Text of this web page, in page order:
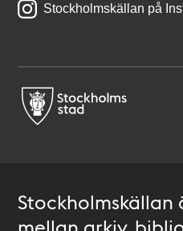
Stockholmskällan på